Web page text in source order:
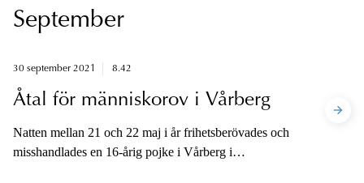
September
30 september 2021 8.42
Åtal för människorov i Vårberg
Natten mellan 21 och 22 maj i år frihetsberövades och
misshandlades en 16-årig pojke i Vårberg i